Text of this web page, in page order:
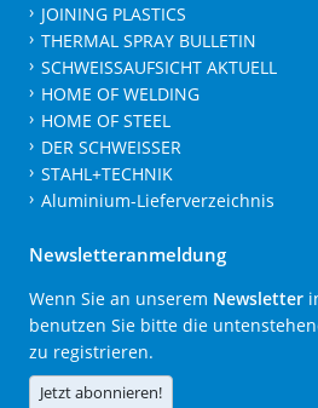
JOINING PLASTICS
THERMAL SPRAY BULLETIN
SCHWEISSAUFSICHT AKTUELL
HOME OF WELDING
HOME OF STEEL
DER SCHWEISSER
STAHL+TECHNIK
Aluminium-Lieferverzeichnis
Newsletteranmeldung
Wenn Sie an unserem Newsletter
benutzen Sie bitte die
zu registrieren.
Jetzt abonnieren!